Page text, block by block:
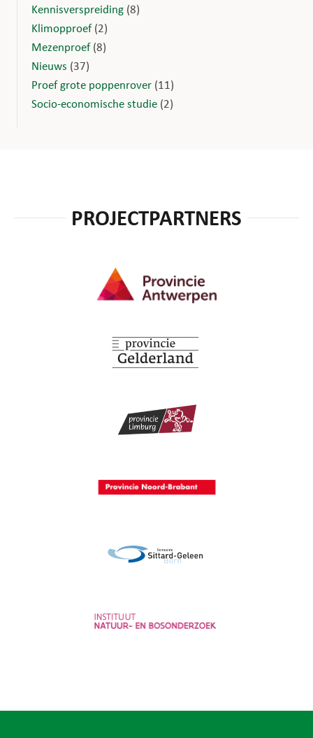
Kennisverspreiding (8)
Klimopproef(2)
Mezenproef(8)
Nieuws (37)
Proef grote poppenrover (11)
Socio-economische studie (2)
PROJECTPARTNERS